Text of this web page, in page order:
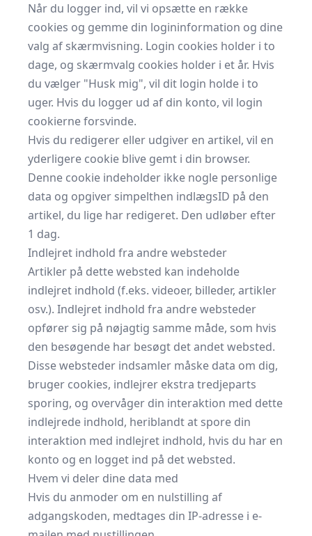
Når du logger ind, vil vi opsætte en række
cookies og gemme din logininformation og dine
valg af skærmvisning. Login cookies holder i to
dage, og skærmvalg cookies holder i et år. Hvis
du vælger "Husk mig", vil dit login holde i to
uger. Hvis du logger ud af din konto, vil login
cookierne forsvinde.
Hvis du redigerer eller udgiver en artikel, vil en
yderligere cookie blive gemt i din browser.
Denne cookie indeholder ikke nogle personlige
data og opgiver simpelthen indlægsID på den
artikel, du lige har redigeret. Den udløber efter
1 dag.
Indlejret indhold fra andre websteder
Artikler på dette websted kan indeholde
indlejret indhold (f.eks. videoer, billeder, artikler
osv.). Indlejret indhold fra andre websteder
opfører sig på nøjagtig samme måde, som hvis
den besøgende har besøgt det andet websted.
Disse websteder indsamler måske data om dig,
bruger cookies, indlejrer ekstra tredjeparts
sporing, og overvåger din interaktion med dette
indlejrede indhold, heriblandt at spore din
interaktion med indlejret indhold, hvis du har en
konto og en logget ind på det websted.
Hvem vi deler dine data med
Hvis du anmoder om en nulstilling af
adgangskoden, medtages din IP-adresse i e-